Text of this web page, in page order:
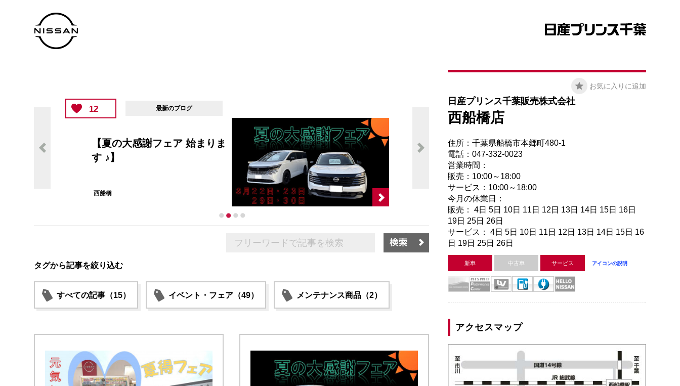
12 最新のブログ
【夏の大感謝フェア 始まりま
す ♪】
西船橋
タグから記事を絞り込む
すべての記事（15） イベント・フェア（49） メンテナンス商品（2）
お気に入りに追加
日産プリンス千葉販売株式会社
西船橋店
住所：千葉県船橋市本郷町480-1
電話：047-332-0023
営業時間：
販売：10:00～18:00
サービス：10:00～18:00
今月の休業日：
販売： 4日 5日 10日 11日 12日 13日 14日 15日 16日
19日 25日 26日
サービス： 4日 5日 10日 11日 12日 13日 14日 15日 16
日 19日 25日 26日
新車 中古車 サービス アイコンの説明
アクセスマップ